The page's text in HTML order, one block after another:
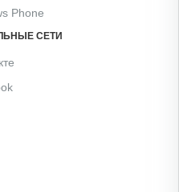
Phone
СЕТИ